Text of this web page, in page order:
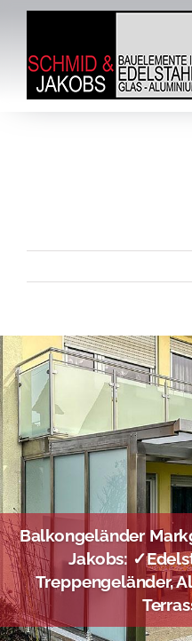
Zum
springen
Balkongeländer
Jakobs:
Treppengeländer,